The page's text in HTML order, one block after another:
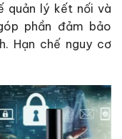
quản lý kết nối và
phần đảm bảo
Hạn chế nguy cơ